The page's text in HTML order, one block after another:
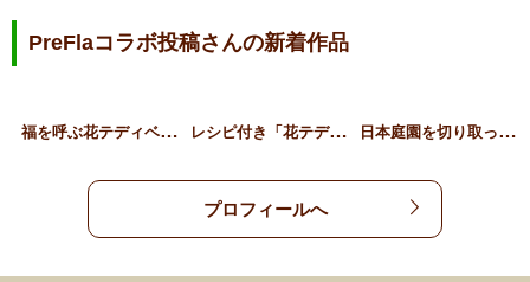
PreFlaコラボ投稿さんの新着作品
福
を呼ぶ花テディベアⓇのし… レ
シピ付き「花テディベア®… 日
本庭園を切り取ったような…
プロフィールへ